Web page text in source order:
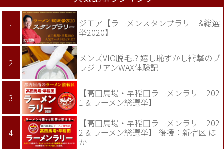
ジモア【ラーメンスタンプラリー&総選
挙2020】
メンズVIO脱毛!? 嬉し恥ずかし衝撃のブ
ラジリアンWAX体験記
【高田馬場・早稲田ラーメンラリー202
1 & ラーメン総選挙】
【高田馬場・早稲田ラーメンラリー202
2 & ラーメン総選挙】 後援：新宿区 ほ
か